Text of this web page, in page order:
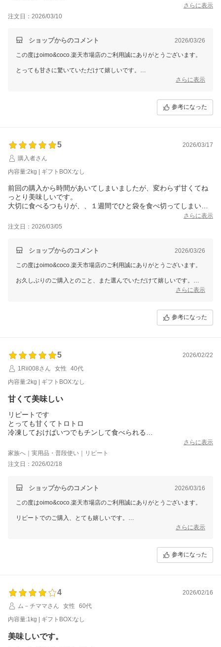
さらに表示
注文日：2026/03/10
ショップからのコメント 2026/03/26
この度はoimo&coco.楽天市場店のご利用誠にありがとうございます。
とっても甘さに驚いていただけて嬉しいです。
半解凍でアイスのように楽しんでいただけたとのこと、いいですよね。
さらに表示
参考になった
5
2026/03/17
購入者さん
内容量:2kg | ギフトBOX:なし
前回の購入から時間があいてしまいましたが、変わらず甘くてね
っとり美味しいです。
大切に食べるつもりが、、１週間でひと袋を食べ切ってしまいま
美味しいから仕方ない、また購入します。
さらに表示
注文日：2026/03/05
ショップからのコメント 2026/03/26
この度はoimo&coco.楽天市場店のご利用誠にありがとうございます。
お久しぶりのご購入とのこと、また選んでいただけて嬉しいです。
変わらず甘くてねっとりとした美味しさを感じていただけて安心しまし
大切に食べるつもりが…というお気持ち、すごく分かります。
それでもまた購入したいと思っていただけて、本当に励みになります。
さらに表示
参考になった
5
2026/02/22
1Rii008さん
女性
40代
内容量:2kg | ギフトBOX:なし
甘くて美味しい
リピートです
とっても甘くてトロトロ
冷凍しておけばいつでもチンして食べられる
また買います
甘くてトロットロよろしくお願いします
さらに表示
家族へ｜実用品・普段使い｜リピート
注文日：2026/02/18
ショップからのコメント 2026/03/16
この度はoimo&coco.楽天市場店のご利用誠にありがとうございます。
リピートでのご購入、とても嬉しいです。
紅はるかも美味しく召し上がっていただけたとのこと、嬉しく拝見しま
さらに表示
参考になった
4
2026/02/16
ム－チママさん
女性
60代
内容量:1kg | ギフトBOX:なし
美味しいです。